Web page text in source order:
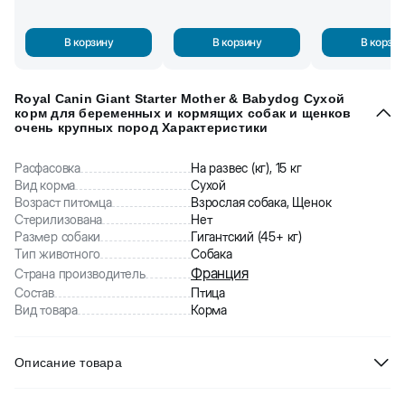
В корзину В корзину В
Royal Canin Giant Starter Mother & Babydog Сухой
корм для беременных и кормящих собак и щенков
очень крупных пород Характеристики
Расфасовка
На развес (кг), 15 кг
Вид корма
Сухой
Возраст питомца
Взрослая собака, Щенок
Стерилизована
Нет
Размер собаки
Гигантский (45+ кг)
Тип животного
Собака
Страна производитель
Франция
Состав
Птица
Вид товара
Корма
Описание товара